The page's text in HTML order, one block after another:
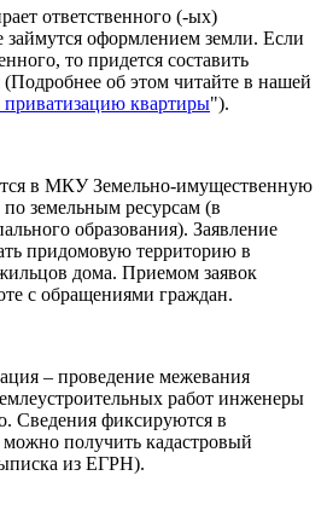
ответственного (-ых)
займутся оформлением земли. Если
то придется составить
(Подробнее об этом читайте в нашей
приватизацию квартиры").
в МКУ Земельно-имущественную
земельным ресурсам (в
образования). Заявление
придомовую территорию в
дома. Приемом заявок
с обращениями граждан.
– проведение межевания
работ инженеры
Сведения фиксируются в
можно получить кадастровый
из ЕГРН).